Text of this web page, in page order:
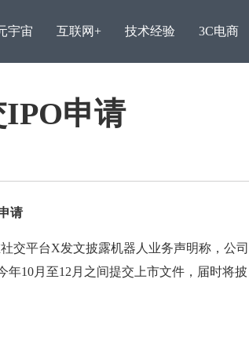
宇宙 互联网+ 技术经验 3C电商
申请
请
平台X发文披露机器人业务声明称，公司
10月至12月之间提交上市文件，届时将披
京东工业自有品牌签约首批专